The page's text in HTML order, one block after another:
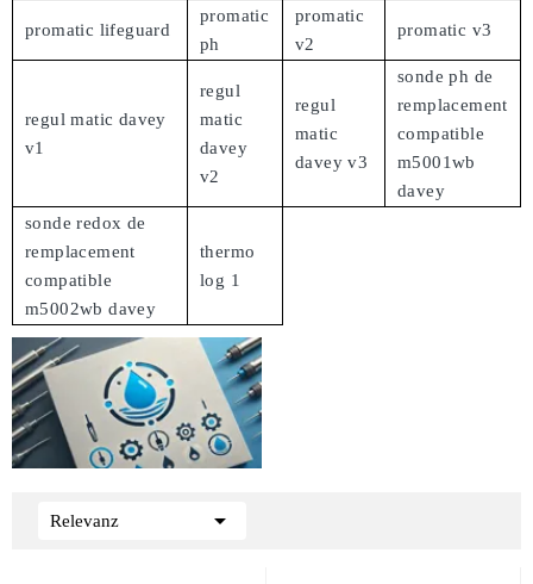
promatic lifeguard
promatic
ph
promatic
v2
promatic v3
regul matic davey
v1
regul
matic
davey
v2
regul
matic
davey v3
sonde ph de
remplacement
compatible
m5001wb
davey
sonde redox de
remplacement
compatible
m5002wb davey
thermo
log 1
Relevanz 